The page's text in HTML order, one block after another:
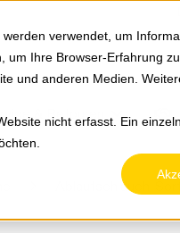
verwendet, um
Ihre Browser-Erfahrung
und anderen Medien.
nicht erfasst. Ein
& Retouren
Ablaufschlauch-